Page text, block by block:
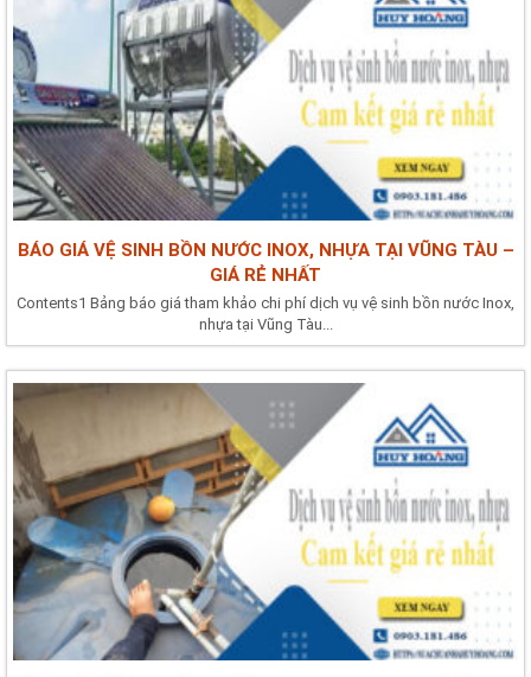
BÁO GIÁ VỆ SINH BỒN NƯỚC INOX, NHỰA TẠI VŨNG TÀU –
GIÁ RẺ NHẤT
Contents1 Bảng báo giá tham khảo chi phí dịch vụ vệ sinh bồn nước Inox,
nhựa tại Vũng Tàu...